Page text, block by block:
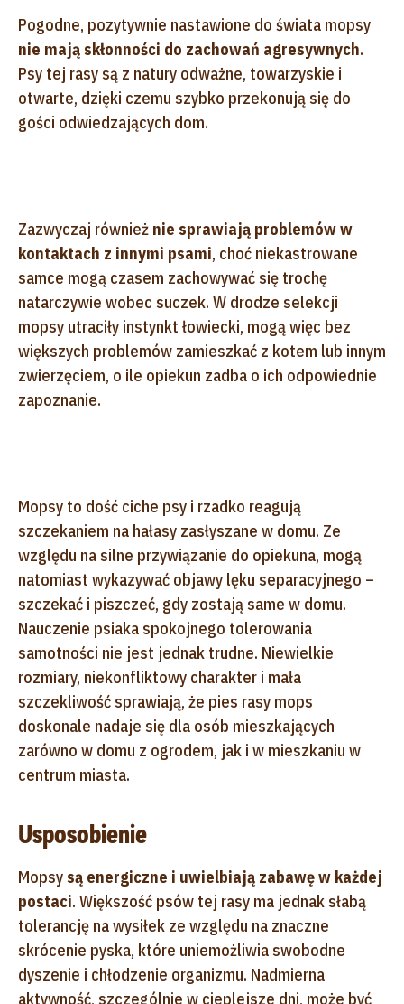
Pogodne, pozytywnie nastawione do świata mopsy
nie mają skłonności do zachowań agresywnych.
Psy tej rasy są z natury odważne, towarzyskie i
otwarte, dzięki czemu szybko przekonują się do
gości odwiedzających dom.
Zazwyczaj również nie sprawiają problemów w
kontaktach z innymi psami, choć niekastrowane
samce mogą czasem zachowywać się trochę
natarczywie wobec suczek. W drodze selekcji
mopsy utraciły instynkt łowiecki, mogą więc bez
większych problemów zamieszkać z kotem lub innym
zwierzęciem, o ile opiekun zadba o ich odpowiednie
zapoznanie.
Mopsy to dość ciche psy i rzadko reagują
szczekaniem na hałasy zasłyszane w domu. Ze
względu na silne przywiązanie do opiekuna, mogą
natomiast wykazywać objawy lęku separacyjnego –
szczekać i piszczeć, gdy zostają same w domu.
Nauczenie psiaka spokojnego tolerowania
samotności nie jest jednak trudne. Niewielkie
rozmiary, niekonfliktowy charakter i mała
szczekliwość sprawiają, że pies rasy mops
doskonale nadaje się dla osób mieszkających
zarówno w domu z ogrodem, jak i w mieszkaniu w
centrum miasta.
Usposobienie
Mopsysą energiczne i uwielbiają zabawę w każdej
postaci. Większość psów tej rasy ma jednak słabą
tolerancję na wysiłek ze względu na znaczne
skrócenie pyska, które uniemożliwia swobodne
dyszenie i chłodzenie organizmu. Nadmierna
aktywność, szczególnie w cieplejsze dni, może być